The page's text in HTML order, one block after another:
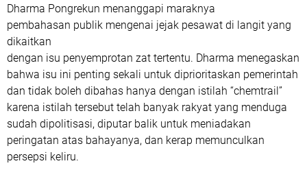
Dharma Pongrekun menanggapi maraknya
pembahasan publik mengenai jejak pesawat di langit yang
dikaitkan
dengan isu penyemprotan zat tertentu. Dharma menegaskan
bahwa isu ini penting sekali untuk diprioritaskan pemerintah
dan tidak boleh dibahas hanya dengan istilah “chemtrail”
karena istilah tersebut telah banyak rakyat yang menduga
sudah dipolitisasi, diputar balik untuk meniadakan
peringatan atas bahayanya, dan kerap memunculkan
persepsi keliru.